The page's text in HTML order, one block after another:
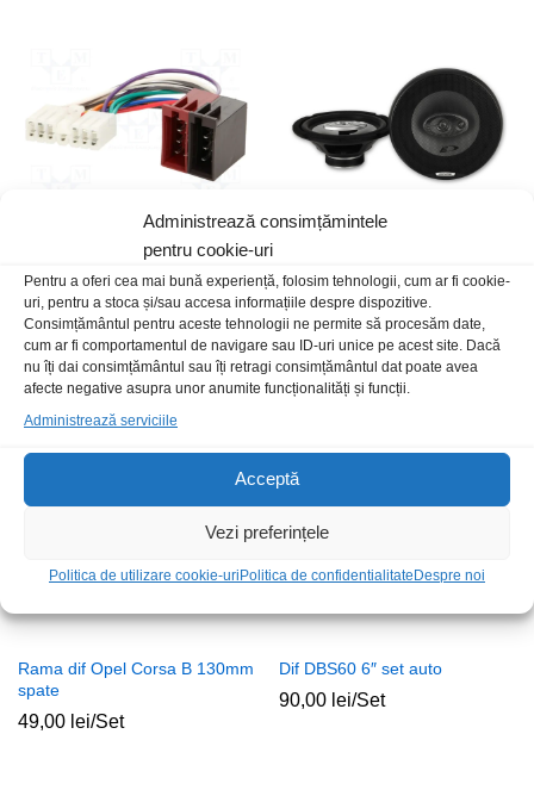
Administrează consimțămintele
pentru cookie-uri
Pentru a oferi cea mai bună experiență, folosim tehnologii, cum ar fi cookie-
uri, pentru a stoca și/sau accesa informațiile despre dispozitive.
Consimțământul pentru aceste tehnologii ne permite să procesăm date,
cum ar fi comportamentul de navigare sau ID-uri unice pe acest site. Dacă
nu îți dai consimțământul sau îți retragi consimțământul dat poate avea
afecte negative asupra unor anumite funcționalități și funcții.
Administrează serviciile
Acceptă
Vezi preferințele
Politica de utilizare cookie-uriPolitica de confidentialitateDespre noi
Conect ISO Cas Daewoo Cielo
13pini
20,00 lei/Buc
Dif Alpine SXE-2035S 3cai 8″
289,00lei /Set
Rama dif Opel Corsa B 130mm
spate
49,00 lei/Set
Dif DBS60 6″ set auto
90,00 lei/Set